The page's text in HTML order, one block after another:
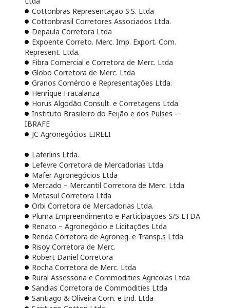
Cottonbras Representação S.S. Ltda
Cottonbrasil Corretores Associados Ltda.
Depaula Corretora Ltda
Expoente Correto. Merc. Imp. Export. Com.
Represent. Ltda.
Fibra Comercial e Corretora de Merc. Ltda
Globo Corretora de Merc. Ltda
Granos Comércio e Representações Ltda.
Henrique Fracalanza
Horus Algodão Consult. e Corretagens Ltda
Instituto Brasileiro do Feijão e dos Pulses –
IBRAFE
JC Agronegócios EIRELI
Laferlins Ltda.
Lefevre Corretora de Mercadorias Ltda
Mafer Agronegócios Ltda
Mercado – Mercantil Corretora de Merc. Ltda
Metasul Corretora Ltda
Orbi Corretora de Mercadorias Ltda.
Pluma Empreendimento e Participações S/S LTDA
Renato – Agronegócio e Licitações Ltda
Renda Corretora de Agroneg. e Transp.s Ltda
Risoy Corretora de Merc.
Robert Daniel Corretora
Rocha Corretora de Merc. Ltda
Rural Assessoria e Commodities Agricolas Ltda
Sandias Corretora de Commodities Ltda
Santiago & Oliveira Com. e Ind. Ltda